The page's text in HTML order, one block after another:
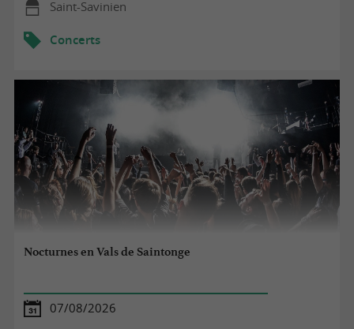
Saint-Savinien
Concerts
Nocturnes en Vals de Saintonge
07/08/2026